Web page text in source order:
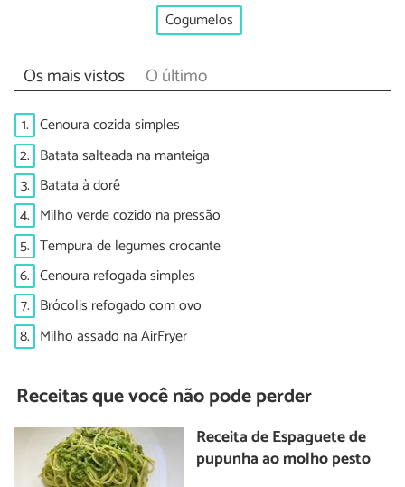
Cogumelos
Os mais vistos O último
1. Cenoura cozida simples
2. Batata salteada na manteiga
3. Batata à dorê
4. Milho verde cozido na pressão
5. Tempura de legumes crocante
6. Cenoura refogada simples
7. Brócolis refogado com ovo
8. Milho assado na AirFryer
Receitas que você não pode perder
Receita de Espaguete de
pupunha ao molho pesto